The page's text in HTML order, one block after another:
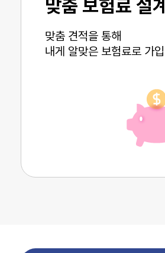
맞춤 보험료 설계
맞춤 견적을 통해
내게 알맞은 보험료로 가입